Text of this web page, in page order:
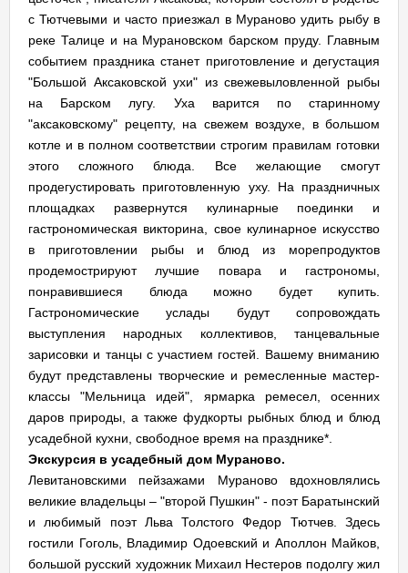
с Тютчевыми и часто приезжал в Мураново удить рыбу в
реке Талице и на Мурановском барском пруду. Главным
событием праздника станет приготовление и дегустация
"Большой Аксаковской ухи" из свежевыловленной рыбы
на Барском лугу. Уха варится по старинному
"аксаковскому" рецепту, на свежем воздухе, в большом
котле и в полном соответствии строгим правилам готовки
этого сложного блюда. Все желающие смогут
продегустировать приготовленную уху. На праздничных
площадках развернутся кулинарные поединки и
гастрономическая викторина, свое кулинарное искусство
в приготовлении рыбы и блюд из морепродуктов
продемострируют лучшие повара и гастрономы,
понравившиеся блюда можно будет купить.
Гастрономические услады будут сопровождать
выступления народных коллективов, танцевальные
зарисовки и танцы с участием гостей. Вашему вниманию
будут представлены творческие и ремесленные мастер-
классы "Мельница идей", ярмарка ремесел, осенних
даров природы, а также фудкорты рыбных блюд и блюд
усадебной кухни, свободное время на празднике*.
Экскурсия в усадебный дом Мураново.
Левитановскими пейзажами Мураново вдохновлялись
великие владельцы – "второй Пушкин" - поэт Баратынский
и любимый поэт Льва Толстого Федор Тютчев. Здесь
гостили Гоголь, Владимир Одоевский и Аполлон Майков,
большой русский художник Михаил Нестеров подолгу жил